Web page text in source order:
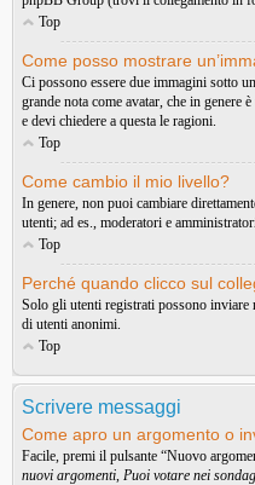
Top
Come posso mostrare
Ci possono essere due immagini sotto
grande nota come avatar, che in genere
e devi chiedere a questa le ragioni.
Top
Come cambio il mio livello?
In genere, non puoi cambiare
utenti; ad es., moderatori e
Top
Perché quando clicco sul
Solo gli utenti registrati possono inviare
di utenti anonimi.
Top
Scrivere messaggi
Come apro un argomento o
Facile, premi il pulsante “Nuovo
nuovi argomenti, Puoi votare nei